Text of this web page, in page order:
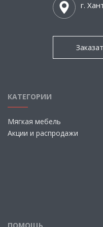
г.
КАТЕГОРИИ
Мягкая мебель
Акции и распродажи